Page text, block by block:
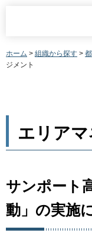
ホーム > 組織から探す >
ジメント
エリア
サンポート
動」の実施